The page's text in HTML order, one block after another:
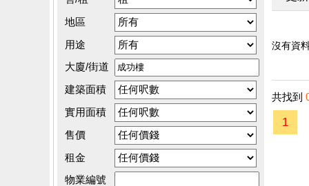
地區
用途
大廈/街道
建築面積
實用面積
售價
租金
物業編號
沒有資料
共找到
1